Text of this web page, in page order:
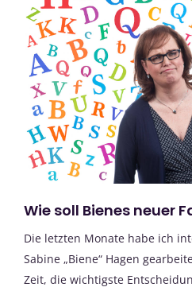
Wie soll Bienes neuer
Die letzten Monate habe ich
Sabine „Biene“ Hagen
Zeit, die wichtigste